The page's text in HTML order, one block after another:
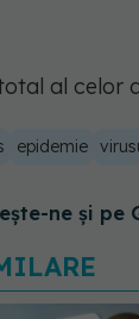
al celor
epidemie
ne și pe